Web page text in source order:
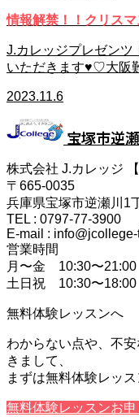
情報解禁！！クリスマ
J.カレッジプレゼンツ
いただきます♥♡大阪
2023.11.6
宝塚市逆
株式会社 J.カレッジ 【
〒665-0035
兵庫県宝塚市逆瀬川1
TEL : 0797-77-3900
E-mail :
営業時間
月〜金 10:30〜21:00
土日祝 10:30〜18:00
無料体験レッスンへ
わからない点や、不
きまして、
まずは無料体験レッ
無料体験レッスンお申